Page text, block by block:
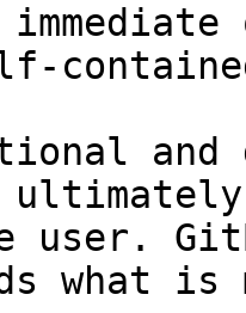
and
user.
what